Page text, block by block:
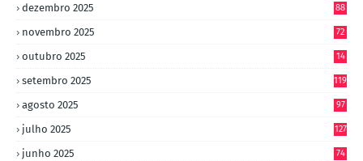
dezembro 2025 88
novembro 2025 72
outubro 2025
14
setembro 2025 119
agosto 2025 97
julho 2025 127
junho 2025 74